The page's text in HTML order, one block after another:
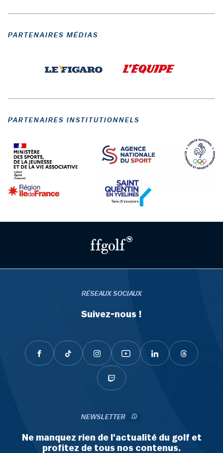
PARTENAIRES MÉDIAS
PARTENAIRES INSTITUTIONNELS
RÉSEAUX SOCIAUX
Suivez-nous !
NEWSLETTER
Ne manquez rien de l'actualité du golf et
profitez de tous nos contenus.